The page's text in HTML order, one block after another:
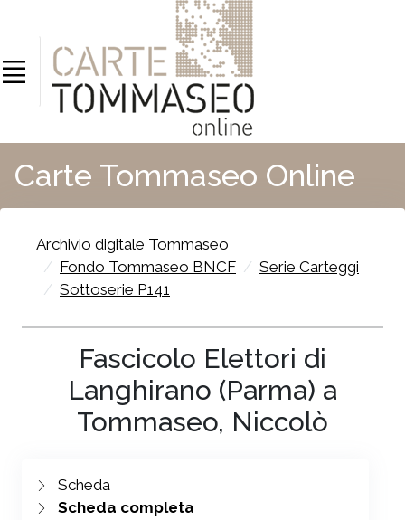
Carte Tommaseo Online
Archivio digitale Tommaseo
Fondo Tommaseo BNCF
Serie Carteggi
Sottoserie P141
Fascicolo Elettori di
Langhirano (Parma) a
Tommaseo, Niccolò
Scheda
Scheda completa